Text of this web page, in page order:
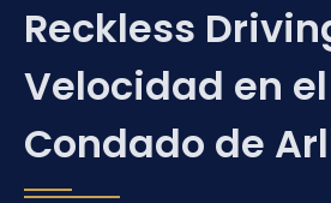
Reckless
Velocidad en el
Condado de